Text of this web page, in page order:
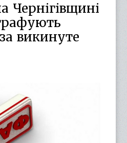
Чернігівщині
викинуте